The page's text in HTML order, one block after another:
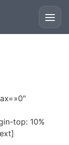
top: 10%